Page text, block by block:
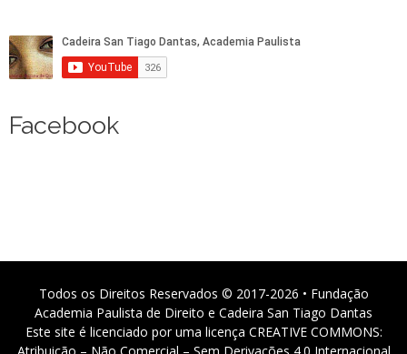
Facebook
Todos os Direitos Reservados © 2017-2026 • Fundação
Academia Paulista de Direito e Cadeira San Tiago Dantas
Este site é licenciado por uma licença CREATIVE COMMONS: